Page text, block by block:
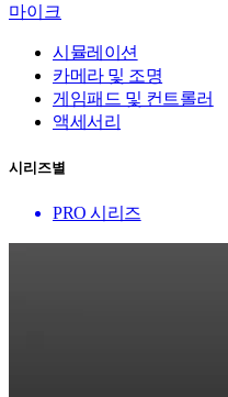
마이크
시뮬레이션
카메라 및 조명
게임패드 및 컨트롤러
액세서리
시리즈별
PRO 시리즈